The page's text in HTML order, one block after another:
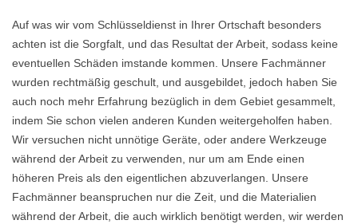
Auf was wir vom Schlüsseldienst in Ihrer Ortschaft besonders
achten ist die Sorgfalt, und das Resultat der Arbeit, sodass keine
eventuellen Schäden imstande kommen. Unsere Fachmänner
wurden rechtmäßig geschult, und ausgebildet, jedoch haben Sie
auch noch mehr Erfahrung bezüglich in dem Gebiet gesammelt,
indem Sie schon vielen anderen Kunden weitergeholfen haben.
Wir versuchen nicht unnötige Geräte, oder andere Werkzeuge
während der Arbeit zu verwenden, nur um am Ende einen
höheren Preis als den eigentlichen abzuverlangen. Unsere
Fachmänner beanspruchen nur die Zeit, und die Materialien
während der Arbeit, die auch wirklich benötigt werden, wir werden